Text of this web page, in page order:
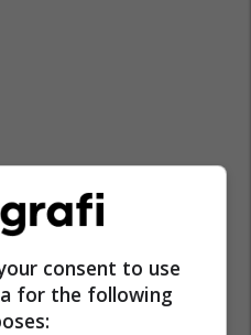
consent to use
for the following